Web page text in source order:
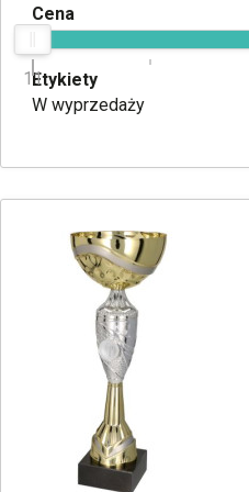
Cena
11Etykiety
W wyprzedaży